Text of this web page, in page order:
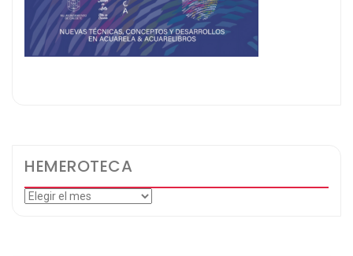
HEMEROTECA
Hemeroteca